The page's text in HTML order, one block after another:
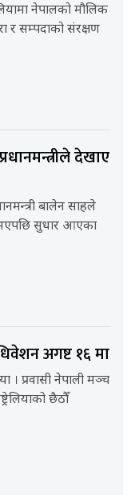
नेपालको मौलिक
र सम्पदाको संरक्षण
देखाए
बालेन साहले
सुधार आएका
अगष्ट १६ मा
। प्रवासी नेपाली मञ्च
छैठौँ